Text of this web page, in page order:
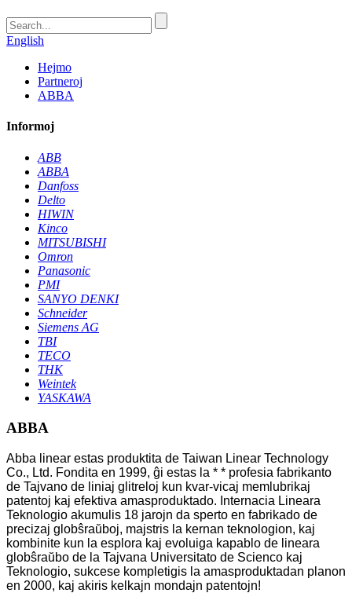
English
Hejmo
Partneroj
ABBA
Informoj
ABB
ABBA
Danfoss
Delto
HIWIN
Kinco
MITSUBISHI
Omron
Panasonic
PMI
SANYO DENKI
Schneider
Siemens AG
TBI
TECO
THK
Weintek
YASKAWA
ABBA
Abba linear estas produktita de Taiwan Linear Technology
Co., Ltd. Fondita en 1999, ĝi estas la * * profesia fabrikanto
de Tajvano de liniaj glitreloj kun kvar-vicaj memlubrikaj
patentoj kaj efektiva amasproduktado. Internacia Lineara
Teknologio akumulis 18 jarojn da sperto en fabrikado de
precizaj globŝraŭboj, majstris la kernan teknologion, kaj
kombinite kun la esplora kaj evoluiga kapablo de lineara
globŝraŭbo de la Tajvana Universitato de Scienco kaj
Teknologio, sukcese kompletigis la amasproduktadan planon
en 2000, kaj akiris kelkajn mondajn patentojn!